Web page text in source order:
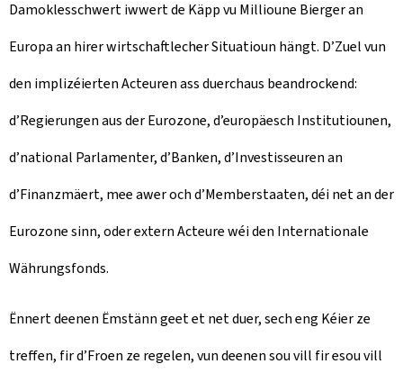
Damoklesschwert iwwert de Käpp vu Millioune Bierger an
Europa an hirer wirtschaftlecher Situatioun hängt. D’Zuel vun
den implizéierten Acteuren ass duerchaus beandrockend:
d’Regierungen aus der Eurozone, d’europäesch Institutiounen,
d’national Parlamenter, d’Banken, d’Investisseuren an
d’Finanzmäert, mee awer och d’Memberstaaten, déi net an der
Eurozone sinn, oder extern Acteure wéi den Internationale
Währungsfonds.
Ënnert deenen Ëmstänn geet et net duer, sech eng Kéier ze
treffen, fir d’Froen ze regelen, vun deenen sou vill fir esou vill